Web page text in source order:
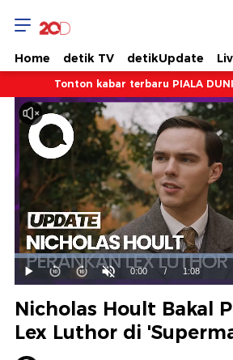
Home detik TV detikUpdate
Tonton kabar terbaru PIALA
Mainkan
Suara
Hidup
Waktu
ini
0:00 / Durasi
1:08
Dimuat:
100.00%
Nicholas Hoult Bakal
Lex Luthor di